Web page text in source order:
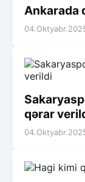
Ankarada
qərar